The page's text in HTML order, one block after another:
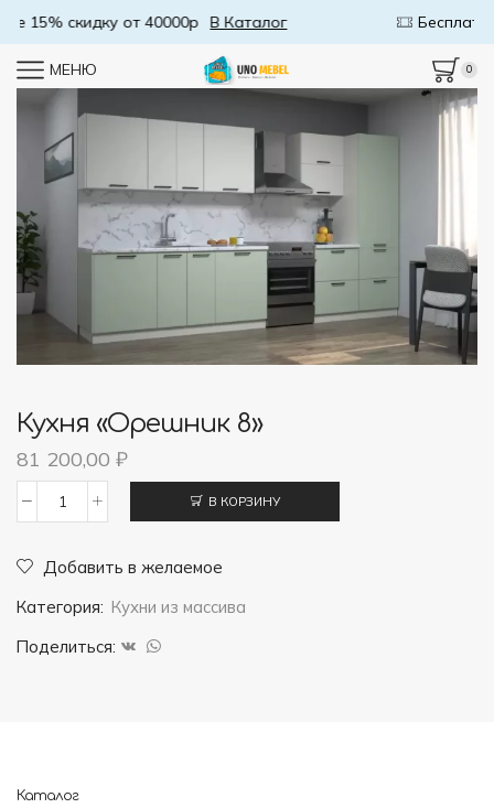
Бесплатная доставка от 50000р В Каталог
МЕНЮ 0
Кухня «Орешник 8»
81 200,00 ₽
Кухня
"Орешник
8"
В КОРЗИНУ
Добавить в желаемое
Категория: Кухни из массива
Поделиться:
Каталог